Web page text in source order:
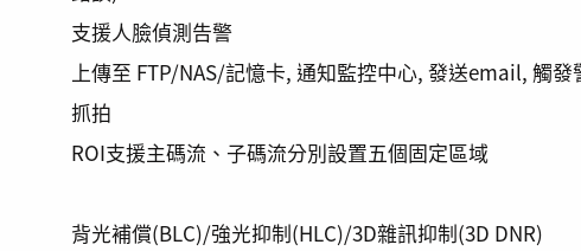
支援人臉偵測告警
上傳至 FTP/NAS/記憶卡, 通知監控中心, 發送email, 觸
抓拍
ROI支援主碼流、子碼流分別設置五個固定區域
背光補償(BLC)/強光抑制(HLC)/3D雜訊抑制(3D DNR)